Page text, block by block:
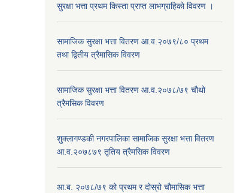
सुरक्षा भत्ता प्रथम किस्ता प्राप्त लाभग्राहिकाे विवरण ।
सामाजिक सुरक्षा भत्ता वितरण आ.व.२०७९/८० प्रथम
तथा द्वितीय त्रैमासिक विवरण
सामाजिक सुरक्षा भत्ता वितरण आ.व.२०७८/७९ चौथो
त्रैमसिक विवरण
शुक्लागण्डकी नगरपालिका सामाजिक सुरक्षा भत्ता वितरण
आ.व.२०७८७९ तृतिय त्रैमसिक विवरण
आ.ब. २०७८/७९ को प्रथम र दोस्रो चौमासिक भत्ता